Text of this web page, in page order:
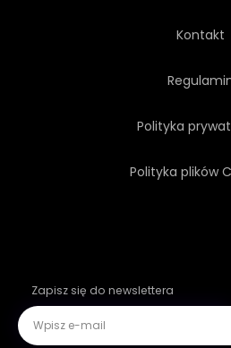
Kontakt
Polityka
Polityka plików
Zapisz się do newslettera